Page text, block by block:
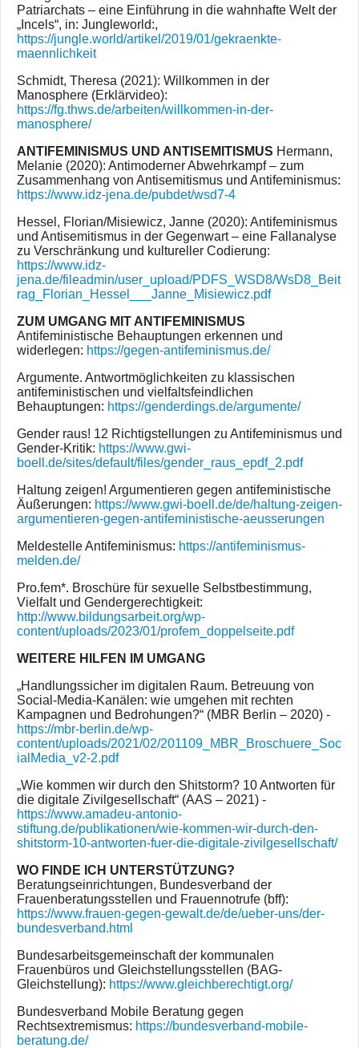
Patriarchats – eine Einführung in die wahnhafte Welt der
„Incels“, in: Jungleworld:,
https://jungle.world/artikel/2019/01/gekraenkte-
maennlichkeit
Schmidt, Theresa (2021): Willkommen in der
Manosphere (Erklärvideo):
https://fg.thws.de/arbeiten/willkommen-in-der-
manosphere/
ANTIFEMINISMUS UND ANTISEMITISMUS Hermann,
Melanie (2020): Antimoderner Abwehrkampf – zum
Zusammenhang von Antisemitismus und Antifeminismus:
https://www.idz-jena.de/pubdet/wsd7-4
Hessel, Florian/Misiewicz, Janne (2020): Antifeminismus
und Antisemitismus in der Gegenwart – eine Fallanalyse
zu Verschränkung und kultureller Codierung:
https://www.idz-
jena.de/fileadmin/user_upload/PDFS_WSD8/WsD8_Beit
rag_Florian_Hessel___Janne_Misiewicz.pdf
ZUM UMGANG MIT ANTIFEMINISMUS
Antifeministische Behauptungen erkennen und
widerlegen: https://gegen-antifeminismus.de/
Argumente. Antwortmöglichkeiten zu klassischen
antifeministischen und vielfaltsfeindlichen
Behauptungen: https://genderdings.de/argumente/
Gender raus! 12 Richtigstellungen zu Antifeminismus und
Gender-Kritik: https://www.gwi-
boell.de/sites/default/files/gender_raus_epdf_2.pdf
Haltung zeigen! Argumentieren gegen antifeministische
Äußerungen: https://www.gwi-boell.de/de/haltung-zeigen-
argumentieren-gegen-antifeministische-aeusserungen
Meldestelle Antifeminismus: https://antifeminismus-
melden.de/
Pro.fem*. Broschüre für sexuelle Selbstbestimmung,
Vielfalt und Gendergerechtigkeit:
http://www.bildungsarbeit.org/wp-
content/uploads/2023/01/profem_doppelseite.pdf
WEITERE HILFEN IM UMGANG
„Handlungssicher im digitalen Raum. Betreuung von
Social-Media-Kanälen: wie umgehen mit rechten
Kampagnen und Bedrohungen?“ (MBR Berlin – 2020) -
https://mbr-berlin.de/wp-
content/uploads/2021/02/201109_MBR_Broschuere_Soc
ialMedia_v2-2.pdf
„Wie kommen wir durch den Shitstorm? 10 Antworten für
die digitale Zivilgesellschaft“ (AAS – 2021) -
https://www.amadeu-antonio-
stiftung.de/publikationen/wie-kommen-wir-durch-den-
shitstorm-10-antworten-fuer-die-digitale-zivilgesellschaft/
WO FINDE ICH UNTERSTÜTZUNG?
Beratungseinrichtungen, Bundesverband der
Frauenberatungsstellen und Frauennotrufe (bff):
https://www.frauen-gegen-gewalt.de/de/ueber-uns/der-
bundesverband.html
Bundesarbeitsgemeinschaft der kommunalen
Frauenbüros und Gleichstellungsstellen (BAG-
Gleichstellung): https://www.gleichberechtigt.org/
Bundesverband Mobile Beratung gegen
Rechtsextremismus: https://bundesverband-mobile-
beratung.de/